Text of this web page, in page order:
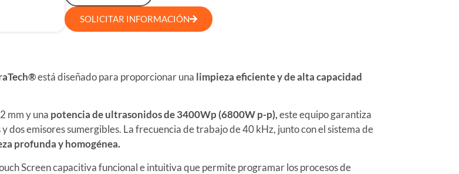
SOLICITAR INFORMACIÓN
está diseñado para proporcionar una limpieza eficiente y de alta capacidad
mm y una potencia de ultrasonidos de 3400Wp (6800W p-p),este equipo garantiza
dos emisores sumergibles. La frecuencia de trabajo de 40 kHz, junto con el sistema de
profunda y homogénea.
Screen capacitiva funcional e intuitiva que permite programar los procesos de